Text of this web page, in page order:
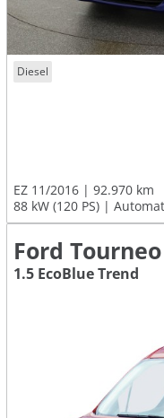
Diesel
EZ 11/2016
92.970 km
88 kW (120 PS)
Ford
1.5 EcoBlue Trend